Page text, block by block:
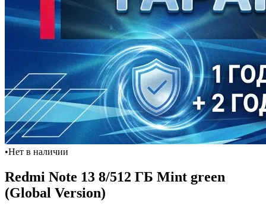
•Нет в наличии
Redmi Note 13 8/512 ГБ Mint green
(Global Version)